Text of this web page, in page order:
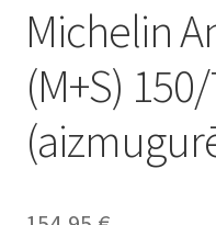
Michelin
(M+S)